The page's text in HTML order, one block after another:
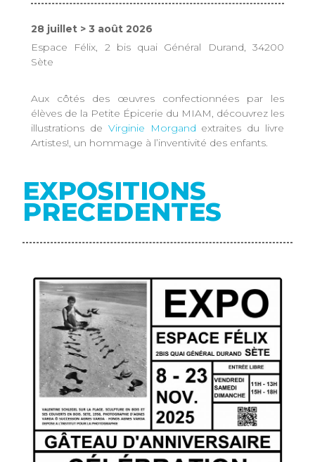
28 juillet > 3 août 2026
Espace Félix, 2 bis quai Général Durand, 34200
Sète
Aux côtés des œuvres confectionnées par les
élèves de la Petite Épicerie du MIAM, découvrez les
illustrations de Virginie Morgand extraites du livre
Artistes!, un hommage à l’inventivité des enfants.
EXPOSITIONS
PRECEDENTES